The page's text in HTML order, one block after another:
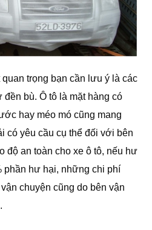
quan trọng bạn cần lưu ý là các
bù. Ô tô là mặt hàng có
hay méo mó cũng mang
có yêu cầu cụ thể đối với bên
độ an toàn cho xe ô tô, nếu hư
phần hư hại, những chi phí
chuyện cũng do bên vận